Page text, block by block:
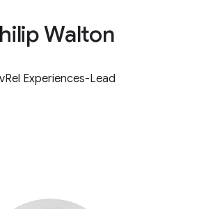
Walton
Experiences-Lead